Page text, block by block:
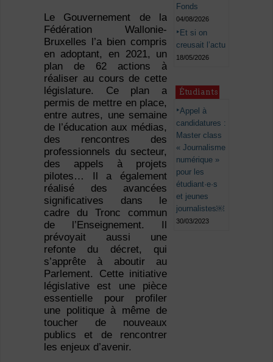
Le Gouvernement de la
Fédération Wallonie-
Bruxelles l’a bien compris
en adoptant, en 2021, un
plan de 62 actions à
réaliser au cours de cette
législature. Ce plan a
permis de mettre en place,
entre autres, une semaine
de l’éducation aux médias,
des rencontres des
professionnels du secteur,
des appels à projets
pilotes… Il a également
réalisé des avancées
significatives dans le
cadre du Tronc commun
de l’Enseignement. Il
prévoyait aussi une
refonte du décret, qui
s’apprête à aboutir au
Parlement. Cette initiative
législative est une pièce
essentielle pour profiler
une politique à même de
toucher de nouveaux
publics et de rencontrer
les enjeux d’avenir.
Fonds
04/08/2026
Et si on
creusait l’actu
18/05/2026
Étudiants
Appel à
candidatures :
Master class
« Journalisme
numérique »
pour les
étudiant·e·s
et jeunes
journalistes￼
30/03/2023